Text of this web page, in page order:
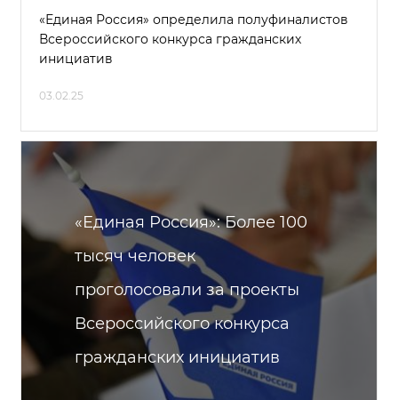
«Единая Россия» определила полуфиналистов
Всероссийского конкурса гражданских
инициатив
03.02.25
«Единая Россия»: Более 100
тысяч человек
проголосовали за проекты
Всероссийского конкурса
гражданских инициатив